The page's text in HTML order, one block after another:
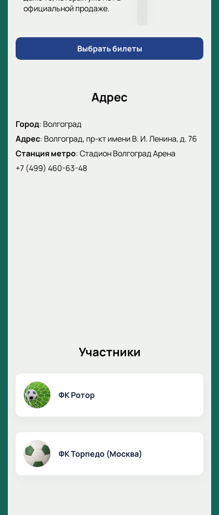
официальной продаже.
Выбрать билеты
Адрес
Город: Волгоград
Адрес: Волгоград, пр-кт имени В. И. Ленина, д. 76
Станция метро:Стадион Волгоград Арена
+7 (499) 460-63-48
Участники
ФК Ротор
ФК Торпедо (Москва)